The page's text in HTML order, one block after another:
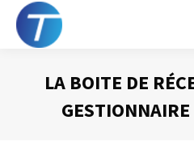
LA BOITE DE